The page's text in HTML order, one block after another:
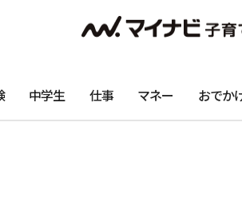
中学生 仕事 マネー おでか